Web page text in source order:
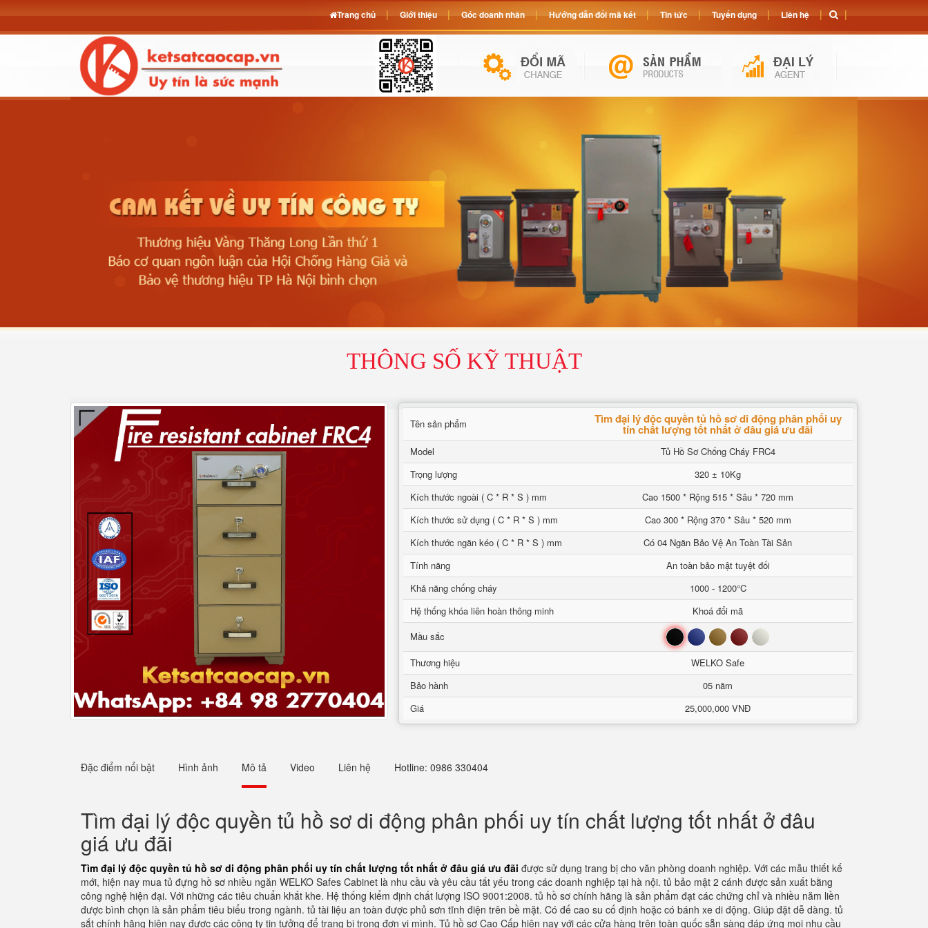
THÔNG SỐ KỸ THUẬT
Tên sản phẩm Tìm đại lý độc quyền tủ hồ sơ di động phân phối uy
tín chất lượng tốt nhất ở đâu giá ưu đãi
Model
Tủ Hồ Sơ Chống Cháy FRC4
Trọng lượng
320 ± 10Kg
Kích thước ngoài ( C * R * S ) mm
Cao 1500 * Rộng 515 * Sâu * 720 mm
Kích thước sử dụng ( C * R * S ) mm
Cao 300 * Rộng 370 * Sâu * 520 mm
Kích thước ngăn kéo ( C * R * S ) mm
Có 04 Ngăn Bảo Vệ An Toàn Tài Sản
Tính năng
An toàn bảo mật tuyệt đối
Khả năng chống cháy
1000 - 1200°C
Hệ thống khóa liên hoàn thông minh
Khoá đổi mã
Mầu sắc
Đen Xanh Nâu Đỏ Trắng
Thương hiệu
WELKO Safe
Bảo hành
05 năm
Giá
25,000,000 VNĐ
Đặc điểm nổi bật Hình ảnh Mô tả Video Liên hệ Hotline: 0986 330404
Tìm đại lý độc quyền tủ hồ sơ di động phân phối uy tín chất lượng tốt nhất ở đâu
giá ưu đãi
Tìm đại lý độc quyền tủ hồ sơ di động phân phối uy tín chất lượng tốt nhất ở đâu giá ưu đãi được sử dụng trang bị cho văn phòng doanh nghiệp. Với các mẫu thiết kế
mới, hiện nay mua tủ đựng hồ sơ nhiều ngăn WELKO Safes Cabinet là nhu cầu và yêu cầu tất yếu trong các doanh nghiệp tại hà nội. tủ bảo mật 2 cánh được sản xuất bằng
công nghệ hiện đại. Với những các tiêu chuẩn khắt khe. Hệ thống kiểm định chất lượng ISO 9001:2008. tủ hồ sơ chính hãng là sản phẩm đạt các chứng chỉ và nhiều năm liền
được bình chọn là sản phẩm tiêu biểu trong ngành. tủ tài liệu an toàn được phủ sơn tĩnh điện trên bề mặt. Có đế cao su cố định hoặc có bánh xe di động. Giúp đặt dễ dàng. tủ
sắt chính hãng hiện nay được các công ty tin tưởng để trang bị trong đơn vị mình. Tủ hồ sơ Cao Cấp hiện nay với các cửa hàng trên toàn quốc sẵn sàng đáp ứng mọi nhu cầu
Trang chủ Giới thiệu Góc doanh nhân Hướng dẫn đổi mã két Tin tức Tuyển dụng Liên hệ